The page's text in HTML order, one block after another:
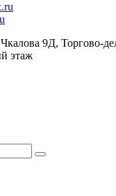
9Д, Торгово-
этаж